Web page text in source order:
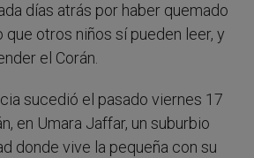
días atrás por haber quemado
que otros niños sí pueden leer, y
el Corán.
sucedió el pasado viernes 17
en Umara Jaffar, un suburbio
donde vive la pequeña con su